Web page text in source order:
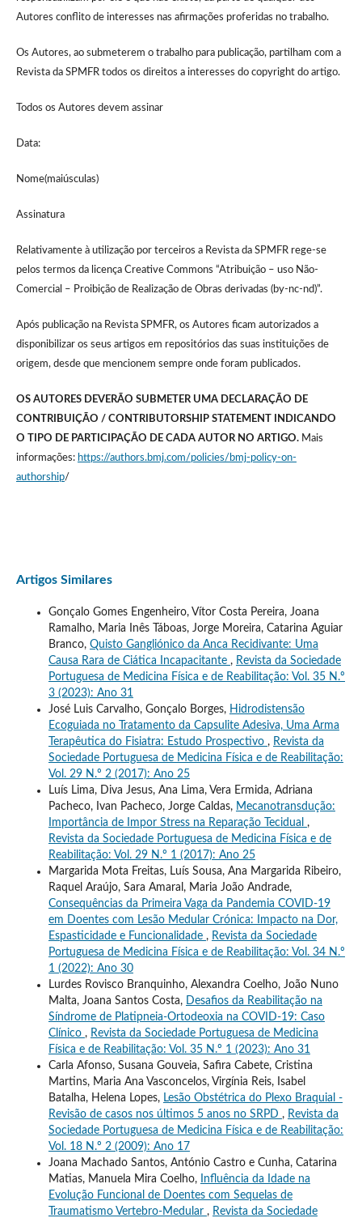
Autores conflito de interesses nas afirmações proferidas no trabalho.
Os Autores, ao submeterem o trabalho para publicação, partilham com a
Revista da SPMFR todos os direitos a interesses do copyright do artigo.
Todos os Autores devem assinar
Data:
Nome(maiúsculas)
Assinatura
Relativamente à utilização por terceiros a Revista da SPMFR rege-se
pelos termos da licença Creative Commons “Atribuição – uso Não-
Comercial – Proibição de Realização de Obras derivadas (by-nc-nd)”.
Após publicação na Revista SPMFR, os Autores ficam autorizados a
disponibilizar os seus artigos em repositórios das suas instituições de
origem, desde que mencionem sempre onde foram publicados.
OS AUTORES DEVERÃO SUBMETER UMA DECLARAÇÃO DE
CONTRIBUIÇÃO / CONTRIBUTORSHIP STATEMENT INDICANDO
O TIPO DE PARTICIPAÇÃO DE CADA AUTOR NO ARTIGO.Mais
informações: https://authors.bmj.com/policies/bmj-policy-on-
authorship/
Artigos Similares
Gonçalo Gomes Engenheiro, Vítor Costa Pereira, Joana
Ramalho, Maria Inês Táboas, Jorge Moreira, Catarina Aguiar
Branco, Quisto Gangliónico da Anca Recidivante: Uma
Causa Rara de Ciática Incapacitante , Revista da Sociedade
Portuguesa de Medicina Física e de Reabilitação: Vol. 35 N.º
3 (2023): Ano 31
José Luis Carvalho, Gonçalo Borges, Hidrodistensão
Ecoguiada no Tratamento da Capsulite Adesiva, Uma Arma
Terapêutica do Fisiatra: Estudo Prospectivo , Revista da
Sociedade Portuguesa de Medicina Física e de Reabilitação:
Vol. 29 N.º 2 (2017): Ano 25
Luís Lima, Diva Jesus, Ana Lima, Vera Ermida, Adriana
Pacheco, Ivan Pacheco, Jorge Caldas, Mecanotransdução:
Importância de Impor Stress na Reparação Tecidual ,
Revista da Sociedade Portuguesa de Medicina Física e de
Reabilitação: Vol. 29 N.º 1 (2017): Ano 25
Margarida Mota Freitas, Luís Sousa, Ana Margarida Ribeiro,
Raquel Araújo, Sara Amaral, Maria João Andrade,
Consequências da Primeira Vaga da Pandemia COVID-19
em Doentes com Lesão Medular Crónica: Impacto na Dor,
Espasticidade e Funcionalidade , Revista da Sociedade
Portuguesa de Medicina Física e de Reabilitação: Vol. 34 N.º
1 (2022): Ano 30
Lurdes Rovisco Branquinho, Alexandra Coelho, João Nuno
Malta, Joana Santos Costa, Desafios da Reabilitação na
Síndrome de Platipneia-Ortodeoxia na COVID-19: Caso
Clínico , Revista da Sociedade Portuguesa de Medicina
Física e de Reabilitação: Vol. 35 N.º 1 (2023): Ano 31
Carla Afonso, Susana Gouveia, Safira Cabete, Cristina
Martins, Maria Ana Vasconcelos, Virgínia Reis, Isabel
Batalha, Helena Lopes, Lesão Obstétrica do Plexo Braquial -
Revisão de casos nos últimos 5 anos no SRPD , Revista da
Sociedade Portuguesa de Medicina Física e de Reabilitação:
Vol. 18 N.º 2 (2009): Ano 17
Joana Machado Santos, António Castro e Cunha, Catarina
Matias, Manuela Mira Coelho,
Influência da Idade na
Evolução Funcional de Doentes com Sequelas de
Traumatismo Vertebro-Medular , Revista da Sociedade